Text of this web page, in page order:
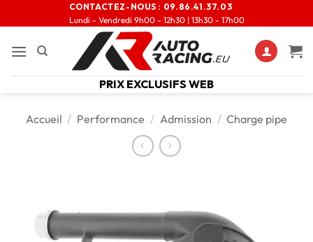
CONTACTEZ-NOUS : 09.86.41.37.03
Lundi - Vendredi 9h00 - 12h30 | 13h30 - 17h00
PRIX EXCLUSIFS WEB
Accueil / Performance / Admission / Charge pipe